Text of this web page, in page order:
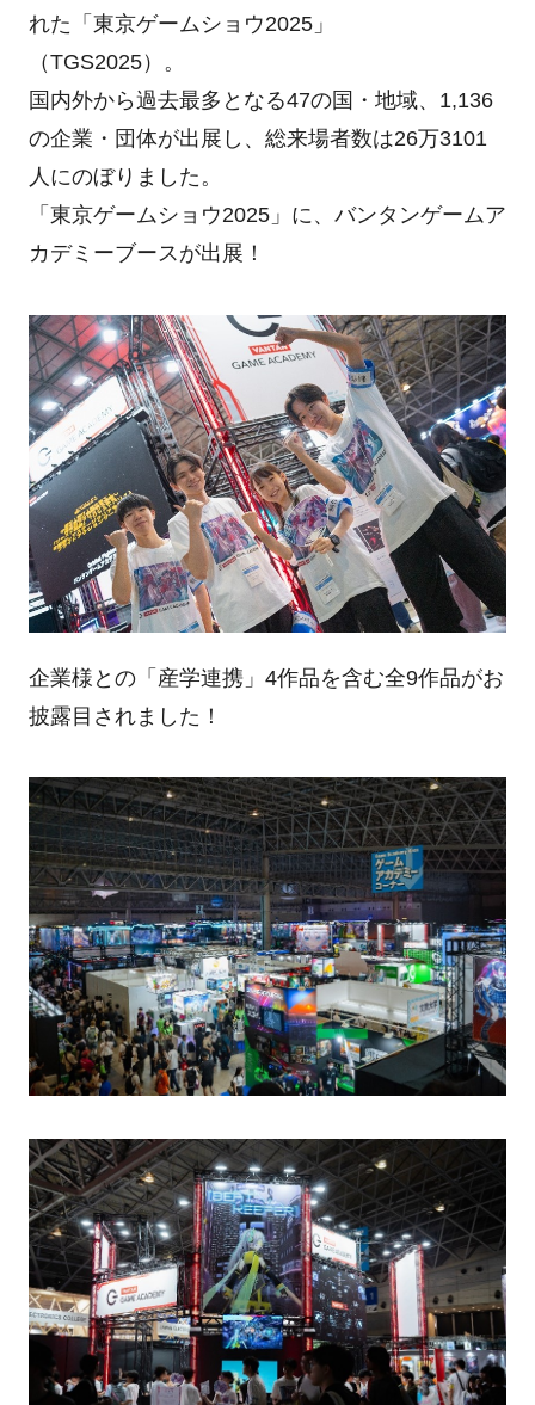
れた「東京ゲームショウ2025」
（TGS2025）。
国内外から過去最多となる47の国・地域、1,136
の企業・団体が出展し、総来場者数は26万3101
人にのぼりました。
「東京ゲームショウ2025」に、バンタンゲームア
カデミーブースが出展！
企業様との「産学連携」4作品を含む全9作品がお
披露目されました！